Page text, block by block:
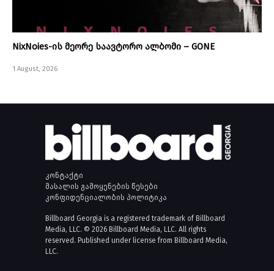
NixNoies-ის მეორე საავტორო ალბომი – GONE
1 August, 2026
კონტაქტი
მასალის გამოყენების წესები
კონფიდენციალობის პოლიტიკა
Billboard Georgia is a registered trademark of Billboard
Media, LLC. © 2026 Billboard Media, LLC. All rights
reserved. Published under license from Billboard Media,
LLC.